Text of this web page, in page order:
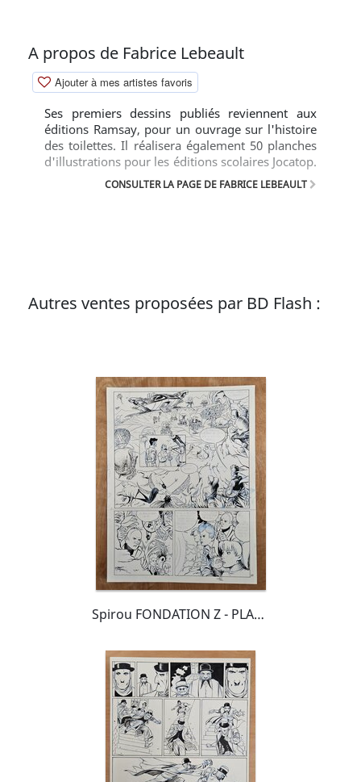
A propos de Fabrice Lebeault
Ajouter à mes artistes favoris
Ses premiers dessins publiés reviennent aux
éditions Ramsay, pour un ouvrage sur l'histoire
des toilettes. Il réalisera également 50 planches
d'illustrations pour les éditions scolaires Jocatop.
En 1990, il réalise des décors de dessin animé. En
1993, il signe aux Éditions Delcourt pour sa série
vieux films. Dès le premier album de la série
Breton, il remporte le prix de la meilleure Bande
Dessinée du salon du livre de jeunesse de
Montreuil en 1994, mais aussi et surtout
l'Alph'Art Coup de Cœur à Angoulême l'année
CONSULTER LA PAGE DE FABRICE LEBEAULT
Autres ventes proposées par BD Flash :
Spirou FONDATION Z - PLANCHE 40